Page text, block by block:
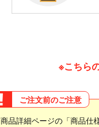
※こちら
ご注文前のご注意
商品詳細ページの「商品仕